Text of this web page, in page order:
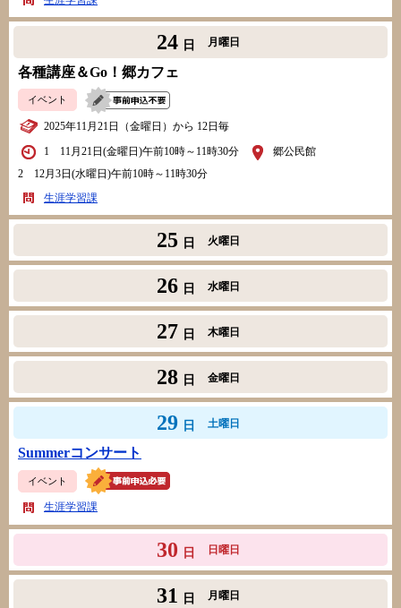
24 日 月曜日
各種講座＆Go！郷カフェ
イベント
2025年11月21日（金曜日）から 12日毎
1 11月21日(金曜日)午前10時～11時30分
2 12月3日(水曜日)午前10時～11時30分
郷公民館
生涯学習課
25 日 火曜日
26 日 水曜日
27 日 木曜日
28 日 金曜日
29 日 土曜日
Summerコンサート
イベント
生涯学習課
30 日 日曜日
31 日 月曜日